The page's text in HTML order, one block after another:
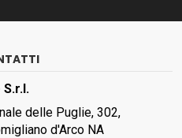
delle Puglie, 302,
d'Arco NA